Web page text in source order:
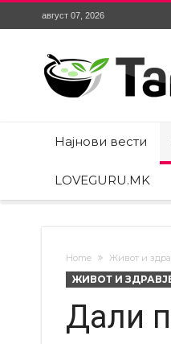
август 07, 2026
Најнови вести
LOVEGURU.MK
Home Живот и
ЖИВОТ И
Дали